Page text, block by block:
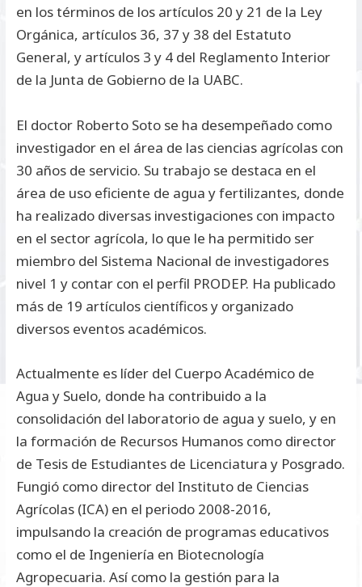
en los términos de los artículos 20 y 21 de la Ley
Orgánica, artículos 36, 37 y 38 del Estatuto
General, y artículos 3 y 4 del Reglamento Interior
de la Junta de Gobierno de la UABC.
El doctor Roberto Soto se ha desempeñado como
investigador en el área de las ciencias agrícolas con
30 años de servicio. Su trabajo se destaca en el
área de uso eficiente de agua y fertilizantes, donde
ha realizado diversas investigaciones con impacto
en el sector agrícola, lo que le ha permitido ser
miembro del Sistema Nacional de investigadores
nivel 1 y contar con el perfil PRODEP. Ha publicado
más de 19 artículos científicos y organizado
diversos eventos académicos.
Actualmente es líder del Cuerpo Académico de
Agua y Suelo, donde ha contribuido a la
consolidación del laboratorio de agua y suelo, y en
la formación de Recursos Humanos como director
de Tesis de Estudiantes de Licenciatura y Posgrado.
Fungió como director del Instituto de Ciencias
Agrícolas (ICA) en el periodo 2008-2016,
impulsando la creación de programas educativos
como el de Ingeniería en Biotecnología
Agropecuaria. Así como la gestión para la